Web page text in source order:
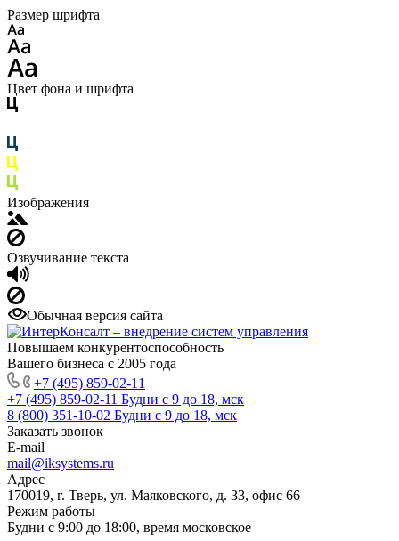
Размер шрифта
Цвет фона и шрифта
Изображения
Озвучивание текста
Обычная версия сайта
Повышаем конкурентоспособность
Вашего бизнеса с 2005 года
+7 (495) 859-02-11
+7 (495) 859-02-11 Будни с 9 до 18, мск
8 (800) 351-10-02 Будни с 9 до 18, мск
Заказать звонок
E-mail
mail@iksystems.ru
Адрес
170019, г. Тверь, ул. Маяковского, д. 33, офис 66
Режим работы
Будни с 9:00 до 18:00, время московское